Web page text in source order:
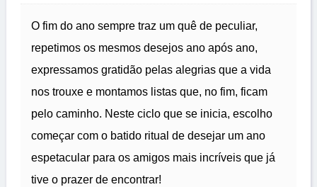
O fim do ano sempre traz um quê de peculiar,
repetimos os mesmos desejos ano após ano,
expressamos gratidão pelas alegrias que a vida
nos trouxe e montamos listas que, no fim, ficam
pelo caminho. Neste ciclo que se inicia, escolho
começar com o batido ritual de desejar um ano
espetacular para os amigos mais incríveis que já
tive o prazer de encontrar!